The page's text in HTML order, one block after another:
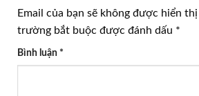
Email của bạn sẽ không được hiển
trường bắt buộc được đánh dấu *
Bình luận *